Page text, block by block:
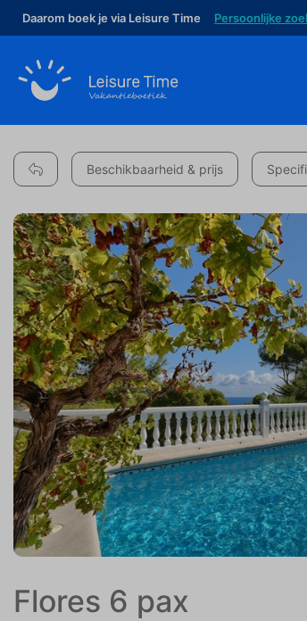
Daarom boek je via Leisure Time Persoonlijke
Beschikbaarheid & prijs
Flores 6 pax